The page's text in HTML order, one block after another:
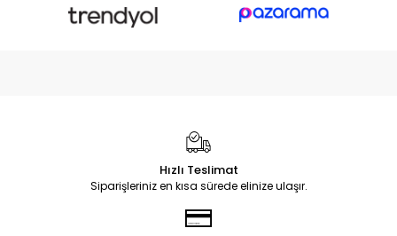
Hızlı Teslimat
Siparişleriniz en kısa sürede elinize ulaşır.